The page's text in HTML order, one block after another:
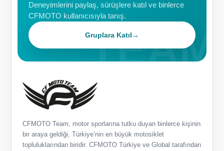
Deneyimlerini paylaş, sürüşlere katıl ve binlerce
CFMOTO kullanıcısıyla tanış.
Gruplara Katıl→
CFMOTO Team, motor sporlarına tutku duyan binlerce kişinin
bir araya geldiği, Türkiye’nin en büyük motosiklet
topluluklarından biridir. CFMOTO Türkiye ve Global tarafından